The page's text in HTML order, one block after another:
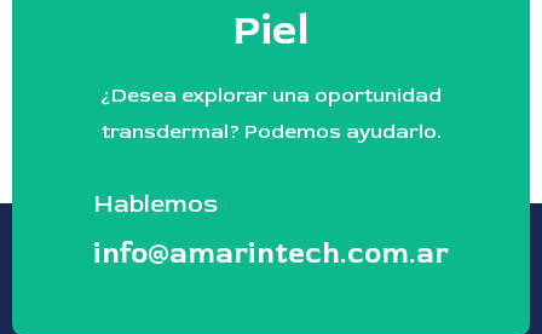
Piel
¿Desea explorar una oportunidad
transdermal? Podemos ayudarlo.
Hablemos
info@amarintech.com.ar